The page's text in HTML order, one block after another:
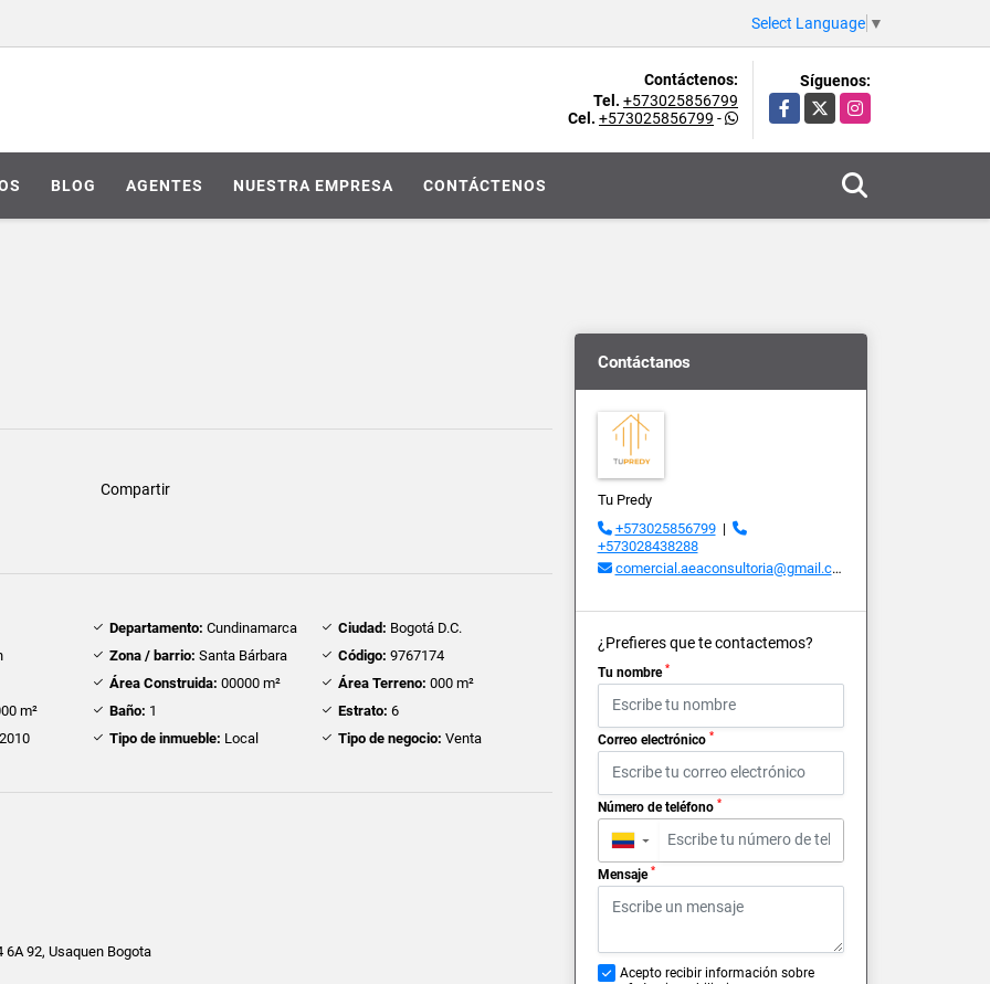
Select Language ▼
Contáctenos:
Tel. +573025856799
Cel. +573025856799 -
Síguenos:
Facebook
X Instagram
BLOG AGENTES NUESTRA EMPRESA CONTÁCTENOS
Compartir
Departamento: Cundinamarca Ciudad: Bogotá D.C.
Zona / barrio: Santa Bárbara Código: 9767174
Área Construida: 00000 m² Área Terreno: 000 m²
m² Baño: 1 Estrato: 6
2010 Tipo de inmueble: Local Tipo de negocio: Venta
6A 92, Usaquen Bogota
Contáctanos
Tu Predy
+573025856799|
+573028438288
comercial.aeaconsultoria@gmail.com
¿Prefieres que te contactemos?
Tu nombre *
Correo electrónico *
Número de teléfono *
▼
Mensaje *
Acepto recibir información sobre